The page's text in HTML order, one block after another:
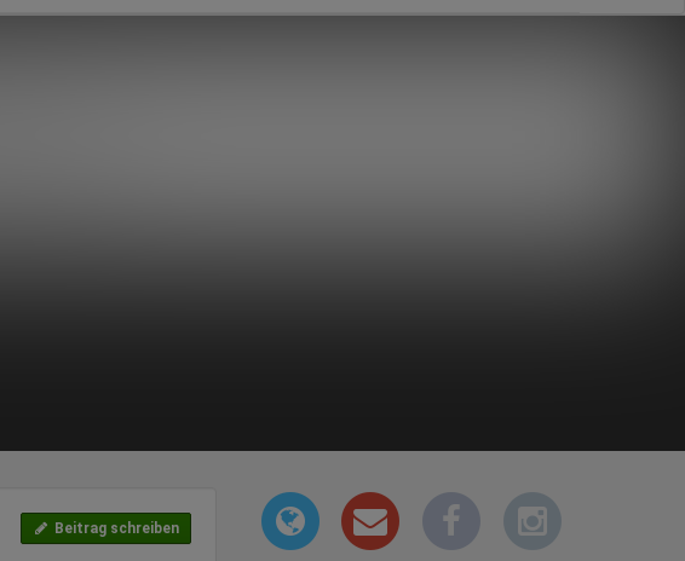
Beitrag schreiben